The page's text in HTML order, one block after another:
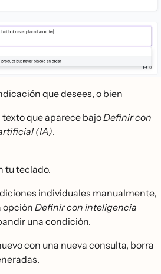
que desees, o bien
texto que aparece bajoDefinir con
(IA).
tu teclado.
individuales manualmente,
opción Definir con inteligencia
una condición.
con una nueva consulta, borra